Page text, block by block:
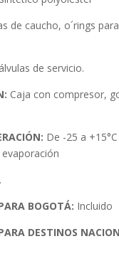
de caucho, o´rings
de servicio.
Caja con compresor,
De -25 a
BOGOTÁ: Incluido
DESTINOS